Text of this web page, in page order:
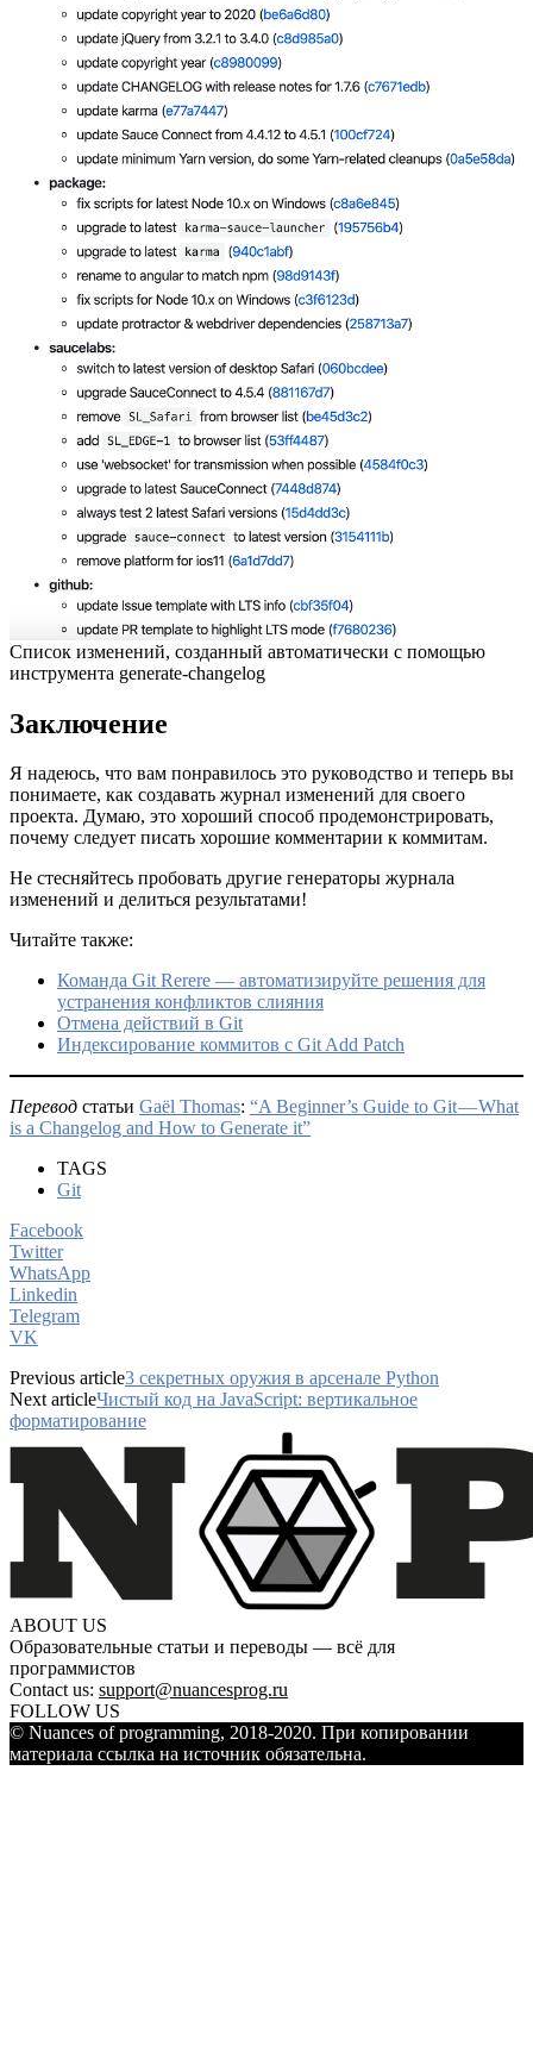
Список изменений, созданный автоматически с помощью
инструмента generate-changelog
Заключение
Я надеюсь, что вам понравилось это руководство и теперь вы
понимаете, как создавать журнал изменений для своего
проекта. Думаю, это хороший способ продемонстрировать,
почему следует писать хорошие комментарии к коммитам.
Не стесняйтесь пробовать другие генераторы журнала
изменений и делиться результатами!
Читайте также:
Команда Git Rerere — автоматизируйте решения для
устранения конфликтов слияния
Отмена действий в Git
Индексирование коммитов с Git Add Patch
Перевод статьи Gaël Thomas: “A Beginner’s Guide to Git — What
is a Changelog and How to Generate it”
TAGS
Git
Facebook
Twitter
WhatsApp
Linkedin
Telegram
VK
Previous article3 секретных оружия в арсенале Python
Next articleЧистый код на JavaScript: вертикальное
форматирование
ABOUT US
Образовательные статьи и переводы — всё для
программистов
Contact us: support@nuancesprog.ru
FOLLOW US
© Nuances of programming, 2018-2020. При копировании
материала ссылка на источник обязательна.